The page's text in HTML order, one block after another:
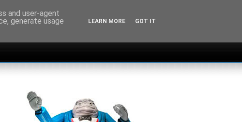
and user-agent
generate usage
LEARN MORE GOT IT